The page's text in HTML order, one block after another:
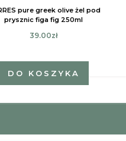
pure greek olive żel pod
prysznic figa fig 250ml
39.00zł
DO KOSZYKA